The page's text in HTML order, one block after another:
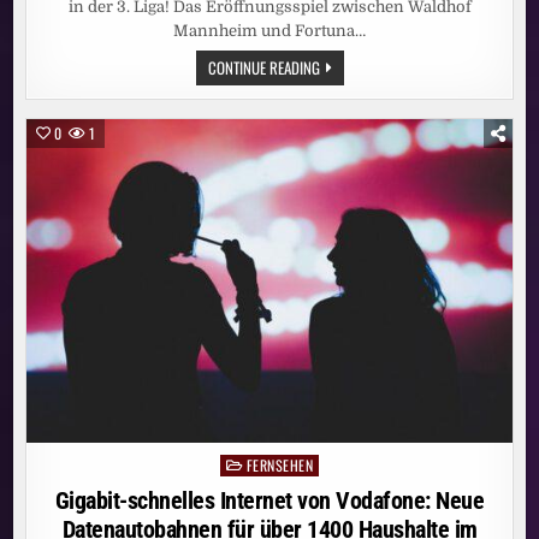
in der 3. Liga! Das Eröffnungsspiel zwischen Waldhof
Mannheim und Fortuna…
CONTINUE READING3.
LIGA
KOMPLETT
LIVE
BEI
MAGENTASPORT:
HEISSE D
ISKUSSIONEN B
ANNHEIMS A
UFTAKTSIEG: S
CHIEDSRICHTERIN M
ICHEL S
ELBSTKRITISCH, K
LOS Z
IEHT H
CHLECHTE 1
. H
ALBZEIT“
0 1
Posted
in
FERNSEHEN
Gigabit-schnelles Internet von Vodafone: Neue
Datenautobahnen für über 1400 Haushalte im